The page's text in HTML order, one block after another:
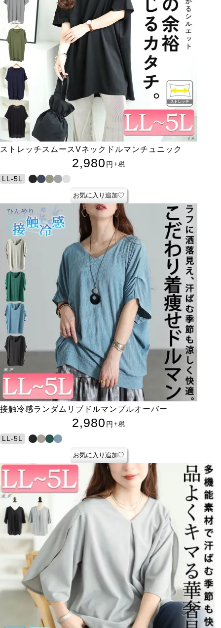
ストレッチスムースVネックドルマンチュニック
2,980 円 +税
LL-5L
お気に入り追加
接触冷感ランダムリブドルマンプルオーバー
2,980 円 +税
LL-5L
お気に入り追加